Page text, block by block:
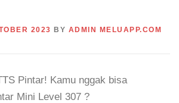
2023 BY ADMIN MELUAPP.COM
Pintar! Kamu nggak bisa
Mini Level 307 ?